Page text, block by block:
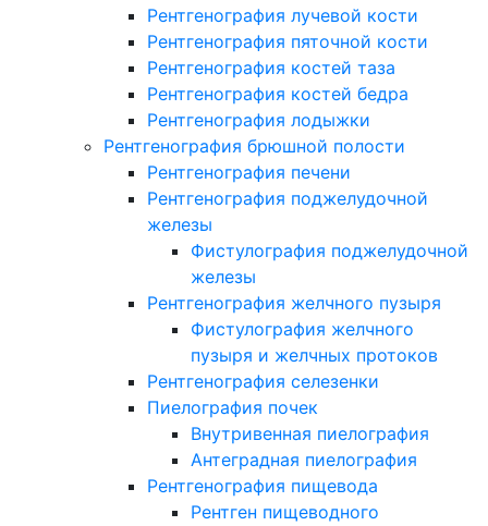
Рентгенография лучевой кости
Рентгенография пяточной кости
Рентгенография костей таза
Рентгенография костей бедра
Рентгенография лодыжки
Рентгенография брюшной полости
Рентгенография печени
Рентгенография поджелудочной
железы
Фистулография поджелудочной
железы
Рентгенография желчного пузыря
Фистулография желчного
пузыря и желчных протоков
Рентгенография селезенки
Пиелография почек
Внутривенная пиелография
Антеградная пиелография
Рентгенография пищевода
Рентген пищеводного